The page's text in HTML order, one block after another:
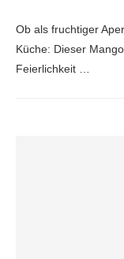
Ob als fruchtiger
Küche: Dieser
Feierlichkeit …